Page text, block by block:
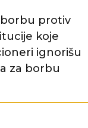
borbu protiv
koje
ignorišu
za borbu